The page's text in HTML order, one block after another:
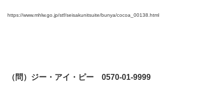
https://www.mhlw.go.jp/stf/seisakunitsuite/bunya/cocoa_00138.html
（問）ジー・アイ・ピー 0570-01-9999